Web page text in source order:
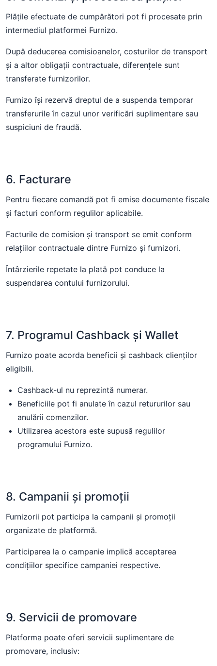
Plățile efectuate de cumpărători pot fi procesate prin
intermediul platformei Furnizo.
După deducerea comisioanelor, costurilor de transport
și a altor obligații contractuale, diferențele sunt
transferate furnizorilor.
Furnizo își rezervă dreptul de a suspenda temporar
transferurile în cazul unor verificări suplimentare sau
suspiciuni de fraudă.
6. Facturare
Pentru fiecare comandă pot fi emise documente fiscale
și facturi conform regulilor aplicabile.
Facturile de comision și transport se emit conform
relațiilor contractuale dintre Furnizo și furnizori.
Întârzierile repetate la plată pot conduce la
suspendarea contului furnizorului.
7. Programul Cashback și Wallet
Furnizo poate acorda beneficii și cashback clienților
eligibili.
Cashback-ul nu reprezintă numerar.
Beneficiile pot fi anulate în cazul retururilor sau
anulării comenzilor.
Utilizarea acestora este supusă regulilor
programului Furnizo.
8. Campanii și promoții
Furnizorii pot participa la campanii și promoții
organizate de platformă.
Participarea la o campanie implică acceptarea
condițiilor specifice campaniei respective.
9. Servicii de promovare
Platforma poate oferi servicii suplimentare de
promovare, inclusiv: